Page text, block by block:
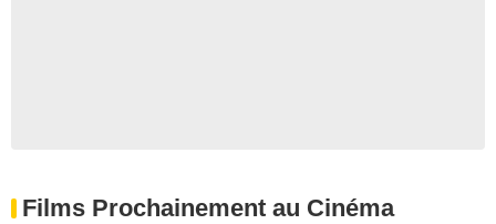
Films Prochainement au Cinéma